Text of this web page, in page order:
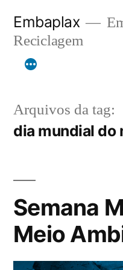
para
Embaplax
Reciclagem
Arquivos da tag:
dia mundial do
Semana
Meio